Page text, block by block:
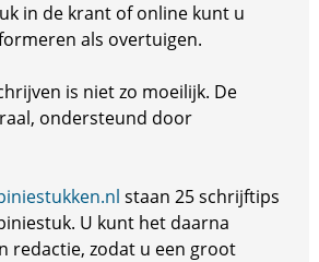
in de krant of online kunt u
als overtuigen.
is niet zo moeilijk. De
ondersteund door
staan 25 schrijftips
U kunt het daarna
redactie, zodat u een groot